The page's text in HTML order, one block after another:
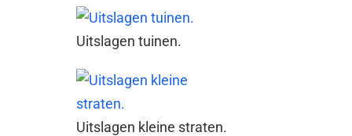
Uitslagen tuinen.
Uitslagen kleine straten.